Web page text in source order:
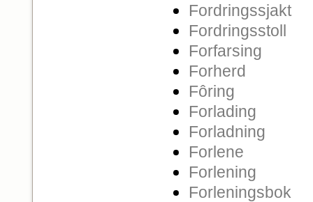
Fordringssjakt
Fordringsstoll
Forfarsing
Forherd
Fôring
Forlading
Forladning
Forlene
Forlening
Forleningsbok